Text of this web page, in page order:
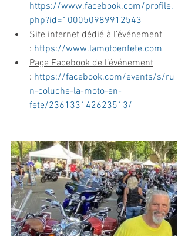
https://www.facebook.com/profile.
php?id=100050989912543
Site internet dédié à l’événement
: https://www.lamotoenfete.com
Page Facebook de l’événement
: https://facebook.com/events/s/ru
n-coluche-la-moto-en-
fete/236133142623513/